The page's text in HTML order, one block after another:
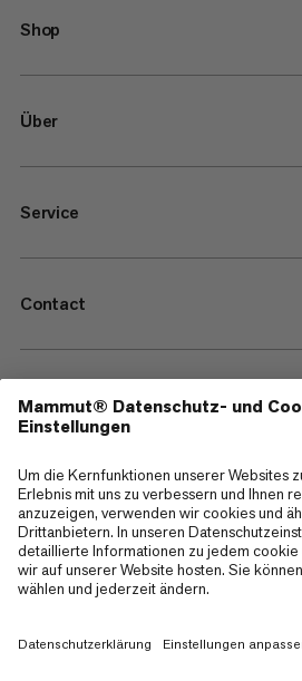
Shop
Über
Service
Contact
—
Sitemap
Cookies
Impressum